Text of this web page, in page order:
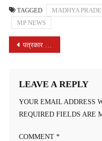
TAGGED MADHYA
MP NEWS
POST
पत्रकार विजयेन्द्र फांफरिया ने पत्र लिख, नई आबादी थाने का नाम भगवान पशुपतिनाथ के नाम पर किये जाने की मांग कि
LEAVE A REPLY
YOUR EMAIL ADDRESS
REQUIRED FIELDS ARE
COMMENT *